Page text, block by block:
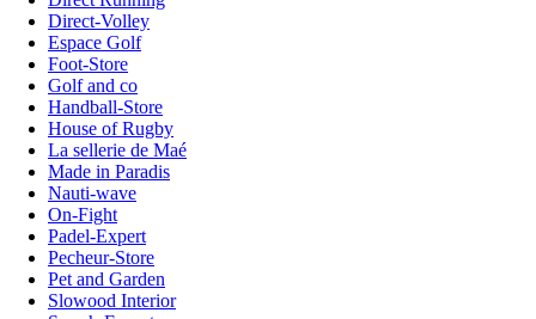
Direct-Volley
Espace Golf
Foot-Store
Golf and co
Handball-Store
House of Rugby
La sellerie de Maé
Made in Paradis
Nauti-wave
On-Fight
Padel-Expert
Pecheur-Store
Pet and Garden
Slowood Interior